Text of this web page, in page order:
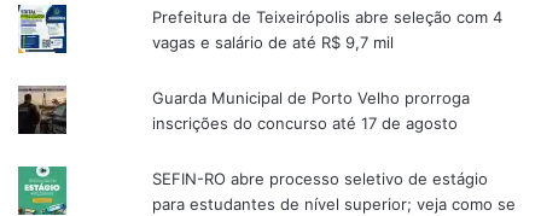
Prefeitura de Teixeirópolis abre seleção com 4
vagas e salário de até R$ 9,7 mil
Guarda Municipal de Porto Velho prorroga
inscrições do concurso até 17 de agosto
SEFIN-RO abre processo seletivo de estágio
para estudantes de nível superior; veja como se